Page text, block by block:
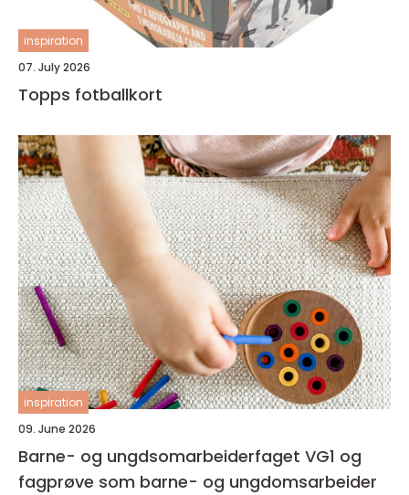
inspiration
07. July 2026
Topps fotballkort
inspiration
09. June 2026
Barne- og ungdsomarbeiderfaget VG1 og
fagprøve som barne- og ungdomsarbeider